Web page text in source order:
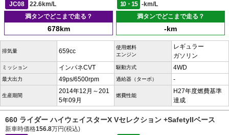
JC08
22.6km/L 10・15
-km/L
満タンでどこまで走る？
678km
満タンでどこまで走る？
-km
排気量 659cc
使用燃料
エンジン
レギュラー
ガソリン
ミッション インパネCVT 駆動方式 4WD
最大出力 49ps/6500rpm 過給器（ターボ） -
生産期間
2014年12月～201
5年09月
燃費性能
H27年度燃費基準
達成
660 ライダー ハイウェイスターX Vセレクション +SafetyIIベース
新車時価格156.8万円(税込)